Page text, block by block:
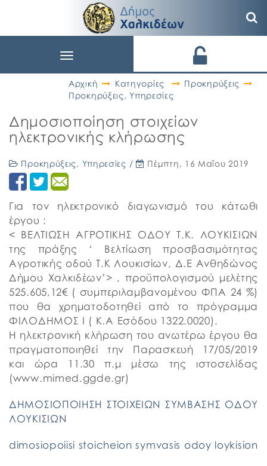
Toggle
Αρχική
Κατηγορίες
Προκηρύξεις
Προκηρύξεις,Υπηρεσίες
Δημοσιοποίηση στοιχείων
ηλεκτρονικής κλήρωσης
Προκηρύξεις, Υπηρεσίες / Πέμπτη, 16 Μαΐου 2019
Για τον ηλεκτρονικό διαγωνισμό του κάτωθι
έργου :
< ΒΕΛΤΙΩΣΗ ΑΓΡΟΤΙΚΗΣ ΟΔΟΥ Τ.Κ. ΛΟΥΚΙΣΙΩΝ
της πράξης ‘ Βελτίωση προσβασιμότητας
Αγροτικής οδού Τ.Κ Λουκισίων, Δ.Ε Ανθηδώνος
Δήμου Χαλκιδέων’> , προϋπολογισμού μελέτης
525.605,12€ ( συμπεριλαμβανομένου ΦΠΑ 24 %)
που θα χρηματοδοτηθεί από το πρόγραμμα
ΦΙΛΟΔΗΜΟΣ Ι ( Κ.Α Εσόδου 1322.0020).
Η ηλεκτρονική κλήρωση του ανωτέρω έργου θα
πραγματοποιηθεί την Παρασκευή 17/05/2019
και ώρα 11.30 π.μ μέσω της ιστοσελίδας
(www.mimed.ggde.gr)
ΔΗΜΟΣΙΟΠΟΙΗΣΗ ΣΤΟΙΧΕΙΩΝ ΣΥΜΒΑΣΗΣ ΟΔΟΥ
ΛΟΥΚΙΣΙΩΝ
dimosiopoiisi stoicheion symvasis odoy loykision